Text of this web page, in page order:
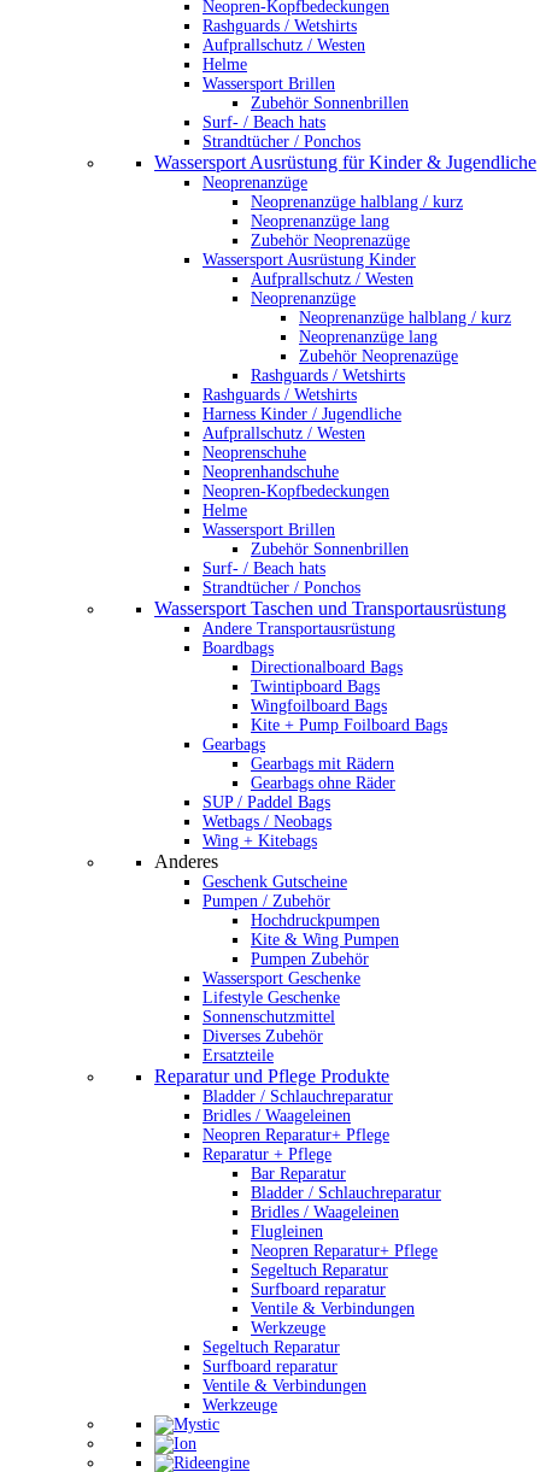
Neopren-Kopfbedeckungen
Rashguards / Wetshirts
Aufprallschutz / Westen
Helme
Wassersport Brillen
Zubehör Sonnenbrillen
Surf- / Beach hats
Strandtücher / Ponchos
Wassersport Ausrüstung für Kinder & Jugendliche
Neoprenanzüge
Neoprenanzüge halblang / kurz
Neoprenanzüge lang
Zubehör Neoprenazüge
Wassersport Ausrüstung Kinder
Aufprallschutz / Westen
Neoprenanzüge
Neoprenanzüge halblang / kurz
Neoprenanzüge lang
Zubehör Neoprenazüge
Rashguards / Wetshirts
Rashguards / Wetshirts
Harness Kinder / Jugendliche
Aufprallschutz / Westen
Neoprenschuhe
Neoprenhandschuhe
Neopren-Kopfbedeckungen
Helme
Wassersport Brillen
Zubehör Sonnenbrillen
Surf- / Beach hats
Strandtücher / Ponchos
Wassersport Taschen und Transportausrüstung
Andere Transportausrüstung
Boardbags
Directionalboard Bags
Twintipboard Bags
Wingfoilboard Bags
Kite + Pump Foilboard Bags
Gearbags
Gearbags mit Rädern
Gearbags ohne Räder
SUP / Paddel Bags
Wetbags / Neobags
Wing + Kitebags
Anderes
Geschenk Gutscheine
Pumpen / Zubehör
Hochdruckpumpen
Kite & Wing Pumpen
Pumpen Zubehör
Wassersport Geschenke
Lifestyle Geschenke
Sonnenschutzmittel
Diverses Zubehör
Ersatzteile
Reparatur und Pflege Produkte
Bladder / Schlauchreparatur
Bridles / Waageleinen
Neopren Reparatur+ Pflege
Reparatur + Pflege
Bar Reparatur
Bladder / Schlauchreparatur
Bridles / Waageleinen
Flugleinen
Neopren Reparatur+ Pflege
Segeltuch Reparatur
Surfboard reparatur
Ventile & Verbindungen
Werkzeuge
Segeltuch Reparatur
Surfboard reparatur
Ventile & Verbindungen
Werkzeuge